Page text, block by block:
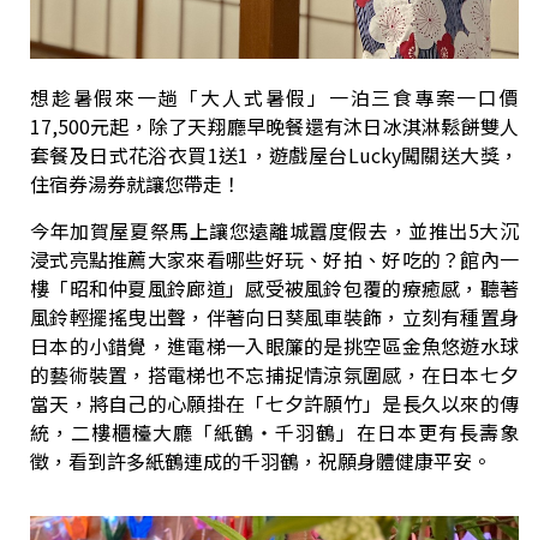
想趁暑假來一趟「大人式暑假」一泊三食專案一口價
17,500元起，除了天翔廳早晚餐還有沐日冰淇淋鬆餅雙人
套餐及日式花浴衣買1送1，遊戲屋台Lucky闖關送大獎，
住宿券湯券就讓您帶走！
今年加賀屋夏祭馬上讓您遠離城囂度假去，並推出5大沉
浸式亮點推薦大家來看哪些好玩、好拍、好吃的？館內一
樓「昭和仲夏風鈴廊道」感受被風鈴包覆的療癒感，聽著
風鈴輕擺搖曳出聲，伴著向日葵風車裝飾，立刻有種置身
日本的小錯覺，進電梯一入眼簾的是挑空區金魚悠遊水球
的藝術裝置，搭電梯也不忘捕捉情涼氛圍感，在日本七夕
當天，將自己的心願掛在「七夕許願竹」是長久以來的傳
統，二樓櫃檯大廳「紙鶴・千羽鶴」在日本更有長壽象
徵，看到許多紙鶴連成的千羽鶴，祝願身體健康平安。